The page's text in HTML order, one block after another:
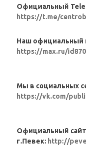
Официальный
https://t.me/
Наш официальный
https://max.ru/
Мы в социальных
https://vk.com/
Официальный
г.Певек: http://